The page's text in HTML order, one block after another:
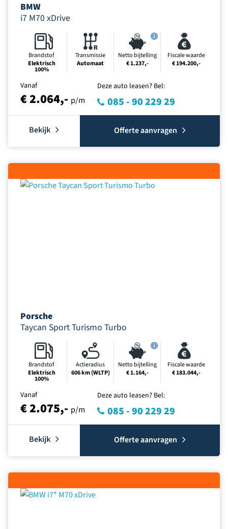
BMW
i7 M70 xDrive
Brandstof
Elektrisch
100%
Transmissie
Automaat
Netto bijtelling
€ 1.237,-
Fiscale waarde
€ 194.200,-
Vanaf
€ 2.064,- p/m
Deze auto leasen? Bel:
085 - 90 229 29
Bekijk Offerte aanvragen
Porsche
Taycan Sport Turismo Turbo
Brandstof
Elektrisch
100%
Actieradius
606 km (WLTP)
Netto bijtelling
€ 1.164,-
Fiscale waarde
€ 183.044,-
Vanaf
€ 2.075,- p/m
Deze auto leasen? Bel:
085 - 90 229 29
Bekijk Offerte aanvragen